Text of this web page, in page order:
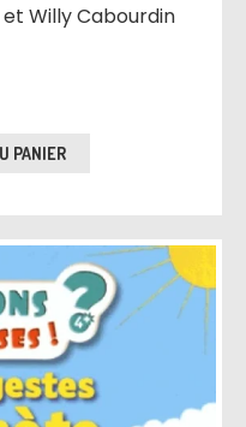
Willy Cabourdin
PANIER